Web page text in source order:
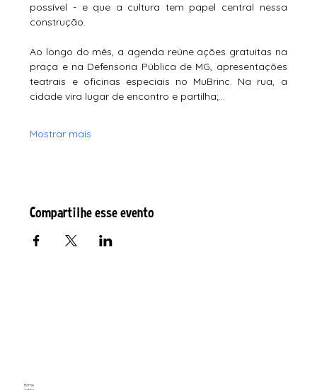
possível - e que a cultura tem papel central nessa
construção.
Ao longo do mês, a agenda reúne ações gratuitas na
praça e na Defensoria Pública de MG, apresentações
teatrais e oficinas especiais no MuBrinc. Na rua, a
cidade vira lugar de encontro e partilha;…
Mostrar mais
Compartilhe esse evento
Home